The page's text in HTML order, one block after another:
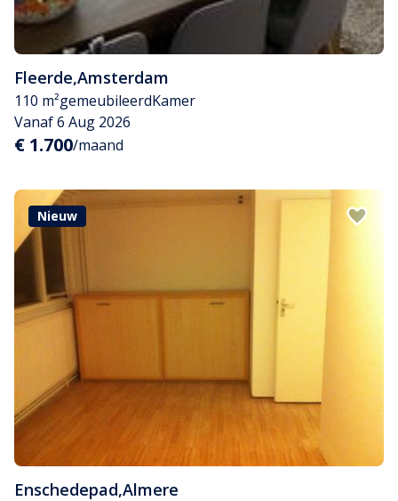
Fleerde,Amsterdam
110 m²gemeubileerdKamer
Vanaf 6 Aug 2026
€ 1.700/maand
Nieuw
Enschedepad,Almere